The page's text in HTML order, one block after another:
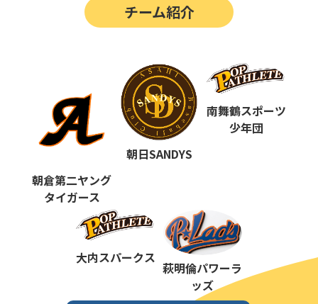
第12回 決勝戦の動画はこちらから
ポップアスリートカップ
第10回 ポップアスリートカップ
第9回 ポップアスリートカップ
第7回
第6回 ポップアスリートカップ
第5回 ポップアスリートカップ
ポップアスリートカップ
チーム紹介
朝倉第二ヤング
タイガース
朝日SANDYS
南舞鶴スポーツ
少年団
大内スパークス
萩明倫パワーラ
ッズ